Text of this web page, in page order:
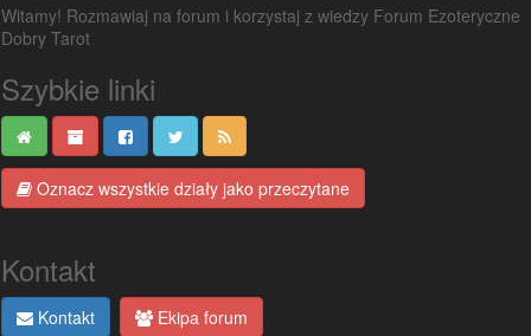
Witamy! Rozmawiaj na forum i korzystaj z wiedzy Forum Ezoteryczne
Dobry Tarot
Szybkie linki
Oznacz wszystkie działy jako przeczytane
Kontakt
Kontakt Ekipa forum